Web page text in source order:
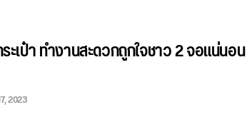
เป๋า ทำงานสะดวกถูกใจชาว 2 จอแน่นอน
2023